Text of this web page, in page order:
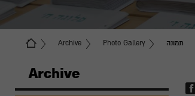
Archive Photo Gallery תמונה
Archive